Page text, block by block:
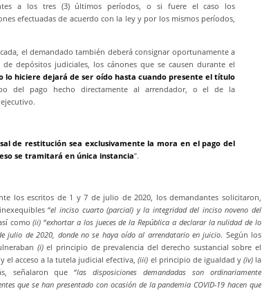
a los tres (3) últimos períodos, o si fuere el caso los
efectuadas de acuerdo con la ley y por los mismos períodos,
el demandado también deberá consignar oportunamente a
depósitos judiciales, los cánones que se causen durante el
lo hiciere dejará de ser oído hasta cuando presente el título
del pago hecho directamente al arrendador, o el de la
de restitución sea exclusivamente la mora en el pago del
se tramitará en única instancia”.
los escritos de 1 y 7 de julio de 2020, los demandantes solicitaron,
“el inciso cuarto (parcial) y la integridad del inciso noveno del
como(ii) “exhortar a los jueces de la República a declarar la nulidad de lo
julio de 2020, donde no se haya oído al arrendatario en juicio. Según los
(i)el principio de prevalencia del derecho sustancial sobre el
el acceso a la tutela judicial efectiva,(iii) el principio de igualdad y (iv)la
señalaron que “las disposiciones demandadas son ordinariamente
que se han presentado con ocasión de la pandemia COVID-19 hacen que